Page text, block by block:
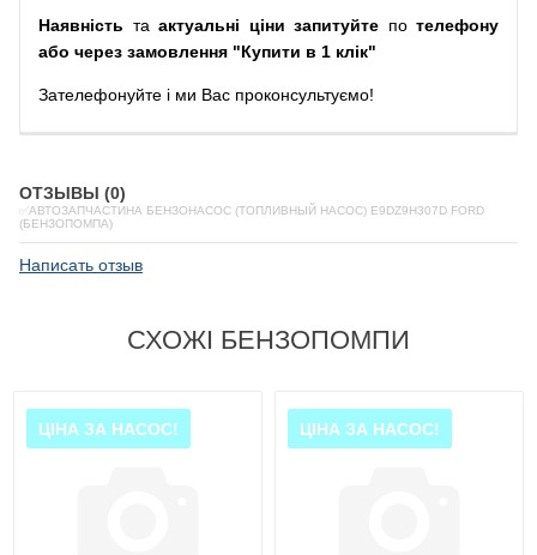
Наявність та актуальні ціни запитуйте по телефону
або через замовлення "Купити в 1 клік"
Зателефонуйте і ми Вас проконсультуємо!
ОТЗЫВЫ (0)
✅АВТОЗАПЧАСТИНА БЕНЗОНАСОС (ТОПЛИВНЫЙ НАСОС) E9DZ9H307D FORD
(БЕНЗОПОМПА)
Написать отзыв
СХОЖІ БЕНЗОПОМПИ
ЦІНА ЗА НАСОС! ЦІНА ЗА НАСОС!